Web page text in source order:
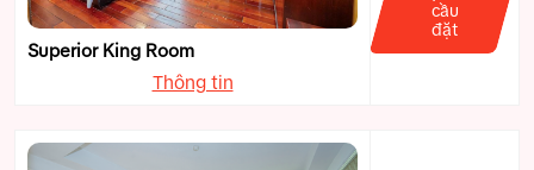
Superior King Room
Thông tin
cầu
đặt